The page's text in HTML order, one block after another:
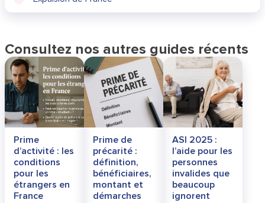
Consultez nos autres guides récents
Prime
d’activité : les
conditions
pour les
étrangers en
France
Prime de
précarité :
définition,
bénéficiaires,
montant et
démarches
ASI 2025 :
l’aide pour les
personnes
invalides que
beaucoup
ignorent